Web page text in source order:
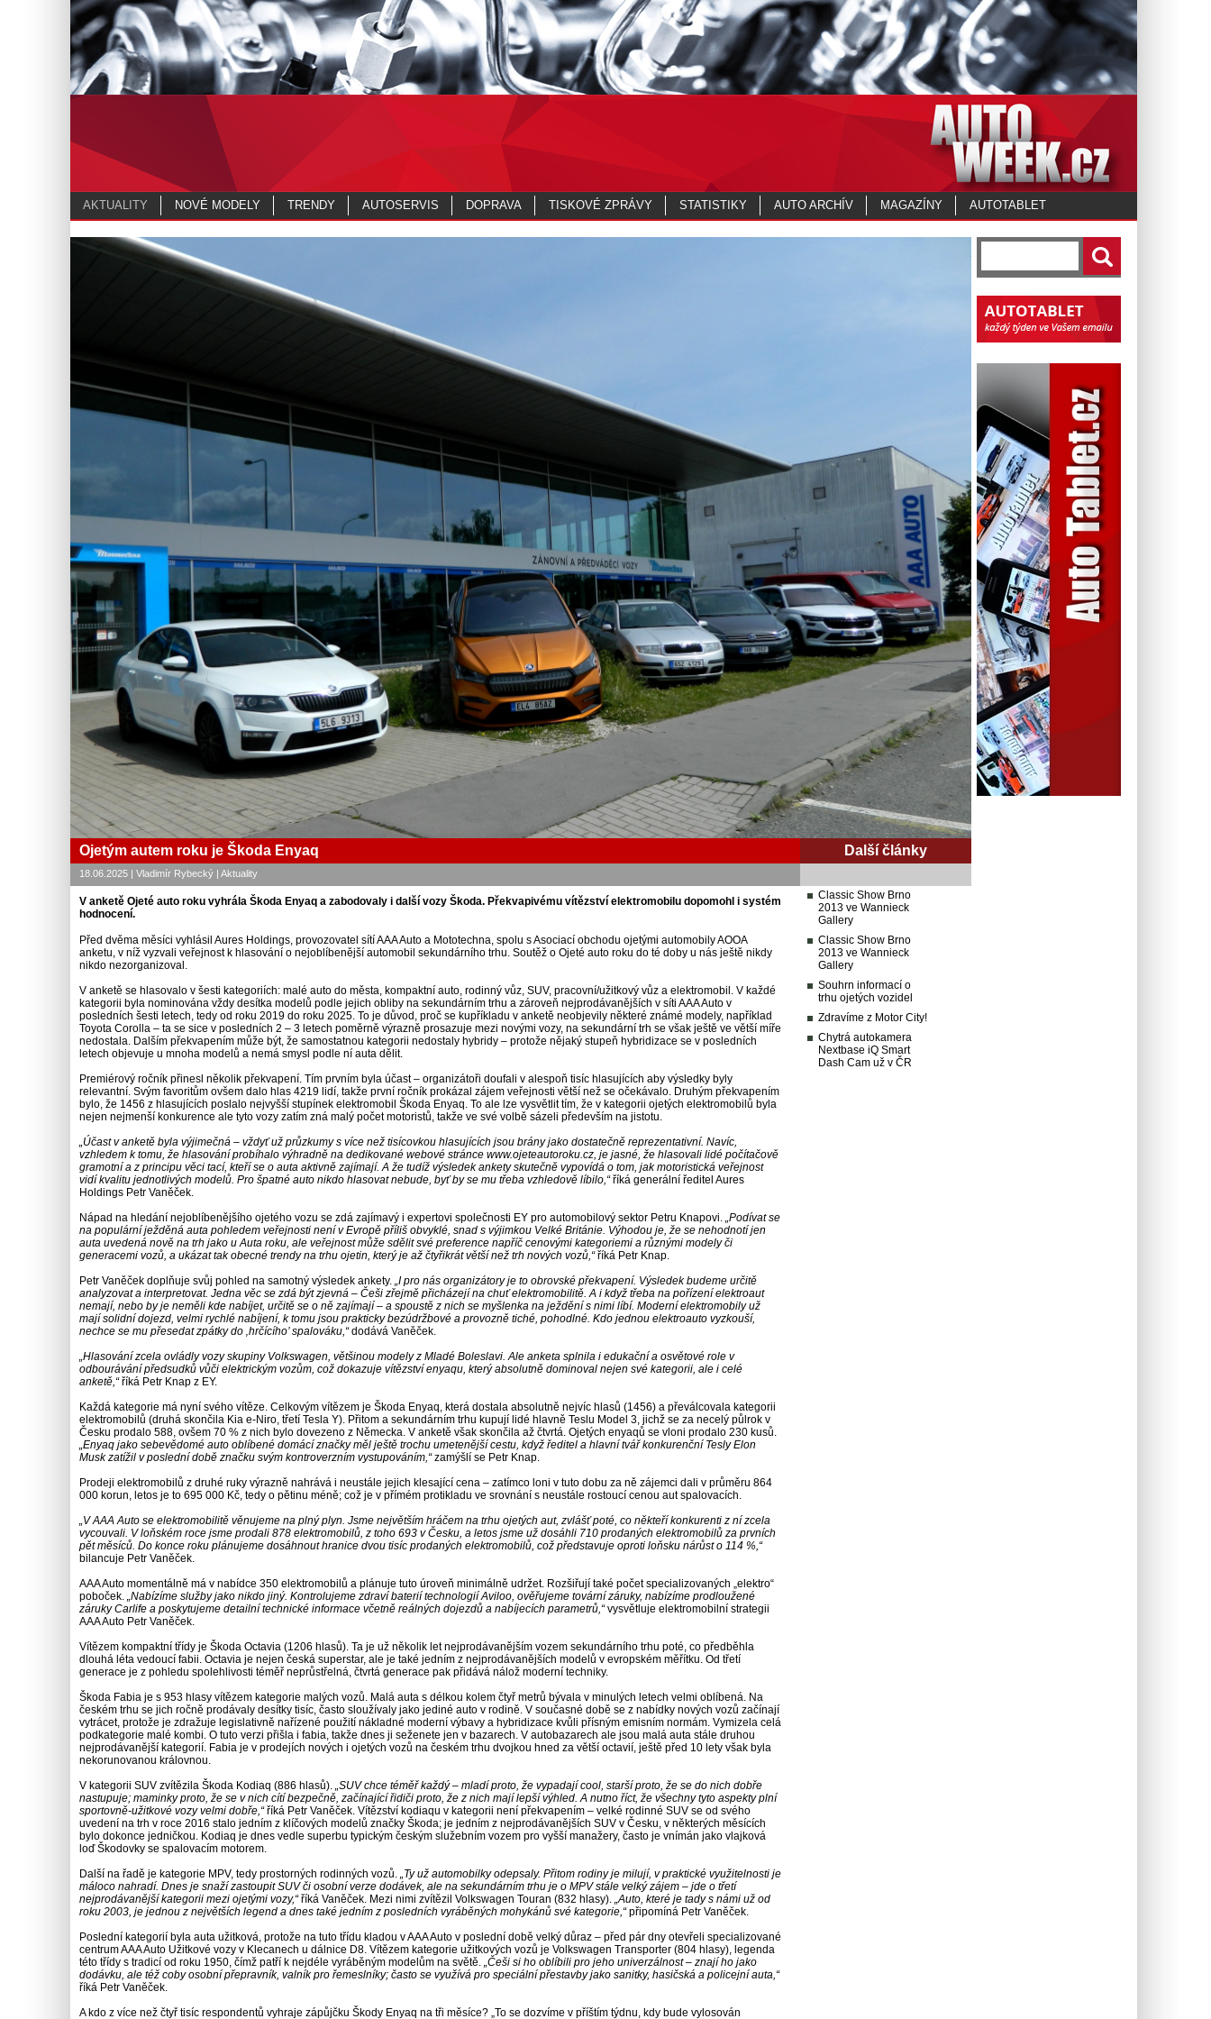
Ojetým autem roku je Škoda Enyaq
18.06.2025 | Vladimír Rybecký | Aktuality
V anketě Ojeté auto roku vyhrála Škoda Enyaq a zabodovaly i další vozy Škoda. Překvapivému vítězství elektromobilu dopomohl i systém
hodnocení.
Před dvěma měsíci vyhlásil Aures Holdings, provozovatel sítí AAA Auto a Mototechna, spolu s Asociací obchodu ojetými automobily AOOA
anketu, v níž vyzvali veřejnost k hlasování o nejoblíbenější automobil sekundárního trhu. Soutěž o Ojeté auto roku do té doby u nás ještě nikdy
nikdo nezorganizoval.
V anketě se hlasovalo v šesti kategoriích: malé auto do města, kompaktní auto, rodinný vůz, SUV, pracovní/užitkový vůz a elektromobil. V každé
kategorii byla nominována vždy desítka modelů podle jejich obliby na sekundárním trhu a zároveň nejprodávanějších v síti AAA Auto v
posledních šesti letech, tedy od roku 2019 do roku 2025. To je důvod, proč se kupříkladu v anketě neobjevily některé známé modely, například
Toyota Corolla – ta se sice v posledních 2 – 3 letech poměrně výrazně prosazuje mezi novými vozy, na sekundární trh se však ještě ve větší míře
nedostala. Dalším překvapením může být, že samostatnou kategorii nedostaly hybridy – protože nějaký stupeň hybridizace se v posledních
letech objevuje u mnoha modelů a nemá smysl podle ní auta dělit.
Premiérový ročník přinesl několik překvapení. Tím prvním byla účast – organizátoři doufali v alespoň tisíc hlasujících aby výsledky byly
relevantní. Svým favoritům ovšem dalo hlas 4219 lidí, takže první ročník prokázal zájem veřejnosti větší než se očekávalo. Druhým překvapením
bylo, že 1456 z hlasujících poslalo nejvyšší stupínek elektromobil Škoda Enyaq. To ale lze vysvětlit tím, že v kategorii ojetých elektromobilů byla
nejen nejmenší konkurence ale tyto vozy zatím zná malý počet motoristů, takže ve své volbě sázeli především na jistotu.
„Účast v anketě byla výjimečná – vždyť už průzkumy s více než tisícovkou hlasujících jsou brány jako dostatečně reprezentativní. Navíc,
vzhledem k tomu, že hlasování probíhalo výhradně na dedikované webové stránce www.ojeteautoroku.cz, je jasné, že hlasovali lidé počítačově
gramotní a z principu věci tací, kteří se o auta aktivně zajímají. A že tudíž výsledek ankety skutečně vypovídá o tom, jak motoristická veřejnost
vidí kvalitu jednotlivých modelů. Pro špatné auto nikdo hlasovat nebude, byť by se mu třeba vzhledově líbilo,“říká generální ředitel Aures
Holdings Petr Vaněček.
Nápad na hledání nejoblíbenějšího ojetého vozu se zdá zajímavý i expertovi společnosti EY pro automobilový sektor Petru Knapovi.
„Podívat se
na populární ježděná auta pohledem veřejnosti není v Evropě příliš obvyklé, snad s výjimkou Velké Británie. Výhodou je, že se nehodnotí jen
auta uvedená nově na trh jako u Auta roku, ale veřejnost může sdělit své preference napříč cenovými kategoriemi a různými modely či
generacemi vozů, a ukázat tak obecné trendy na trhu ojetin, který je až čtyřikrát větší než trh nových vozů,“říká Petr Knap.
Petr Vaněček doplňuje svůj pohled na samotný výsledek ankety.
„I pro nás organizátory je to obrovské překvapení. Výsledek budeme určitě
analyzovat a interpretovat. Jedna věc se zdá být zjevná – Češi zřejmě přicházejí na chuť elektromobilitě. A i když třeba na pořízení elektroaut
nemají, nebo by je neměli kde nabíjet, určitě se o ně zajímají – a spoustě z nich se myšlenka na ježdění s nimi líbí. Moderní elektromobily už
mají solidní dojezd, velmi rychlé nabíjení, k tomu jsou prakticky bezúdržbové a provozně tiché, pohodlné. Kdo jednou elektroauto vyzkouší,
nechce se mu přesedat zpátky do ‚hrčícího’ spalováku,“dodává Vaněček.
„Hlasování zcela ovládly vozy skupiny Volkswagen, většinou modely z Mladé Boleslavi. Ale anketa splnila i edukační a osvětové role v
odbourávání předsudků vůči elektrickým vozům, což dokazuje vítězství enyaqu, který absolutně dominoval nejen své kategorii, ale i celé
anketě,“říká Petr Knap z EY.
Každá kategorie má nyní svého vítěze. Celkovým vítězem je Škoda Enyaq, která dostala absolutně nejvíc hlasů (1456) a převálcovala kategorii
elektromobilů (druhá skončila Kia e-Niro, třetí Tesla Y). Přitom a sekundárním trhu kupují lidé hlavně Teslu Model 3, jichž se za necelý půlrok v
Česku prodalo 588, ovšem 70 % z nich bylo dovezeno z Německa. V anketě však skončila až čtvrtá. Ojetých enyaqů se vloni prodalo 230 kusů.
„Enyaq jako sebevědomé auto oblíbené domácí značky měl ještě trochu umetenější cestu, když ředitel a hlavní tvář konkurenční Tesly Elon
Musk zatížil v poslední době značku svým kontroverzním vystupováním,“zamýšlí se Petr Knap.
Prodeji elektromobilů z druhé ruky výrazně nahrává i neustále jejich klesající cena – zatímco loni v tuto dobu za ně zájemci dali v průměru 864
000 korun, letos je to 695 000 Kč, tedy o pětinu méně; což je v přímém protikladu ve srovnání s neustále rostoucí cenou aut spalovacích.
„V AAA Auto se elektromobilitě věnujeme na plný plyn. Jsme největším hráčem na trhu ojetých aut, zvlášť poté, co někteří konkurenti z ní zcela
vycouvali. V loňském roce jsme prodali 878 elektromobilů, z toho 693 v Česku, a letos jsme už dosáhli 710 prodaných elektromobilů za prvních
pět měsíců. Do konce roku plánujeme dosáhnout hranice dvou tisíc prodaných elektromobilů, což představuje oproti loňsku nárůst o 114 %,“
bilancuje Petr Vaněček.
AAA Auto momentálně má v nabídce 350 elektromobilů a plánuje tuto úroveň minimálně udržet. Rozšiřují také počet specializovaných „elektro“
poboček.
„Nabízíme služby jako nikdo jiný. Kontrolujeme zdraví baterií technologií Aviloo, ověřujeme tovární záruky, nabízíme prodloužené
záruky Carlife a poskytujeme detailní technické informace včetně reálných dojezdů a nabíjecích parametrů,“vysvětluje elektromobilní strategii
AAA Auto Petr Vaněček.
Vítězem kompaktní třídy je Škoda Octavia (1206 hlasů). Ta je už několik let nejprodávanějším vozem sekundárního trhu poté, co předběhla
dlouhá léta vedoucí fabii. Octavia je nejen česká superstar, ale je také jedním z nejprodávanějších modelů v evropském měřítku. Od třetí
generace je z pohledu spolehlivosti téměř neprůstřelná, čtvrtá generace pak přidává nálož moderní techniky.
Škoda Fabia je s 953 hlasy vítězem kategorie malých vozů. Malá auta s délkou kolem čtyř metrů bývala v minulých letech velmi oblíbená. Na
českém trhu se jich ročně prodávaly desítky tisíc, často sloužívaly jako jediné auto v rodině. V současné době se z nabídky nových vozů začínají
vytrácet, protože je zdražuje legislativně nařízené použití nákladné moderní výbavy a hybridizace kvůli přísným emisním normám. Vymizela celá
podkategorie malé kombi. O tuto verzi přišla i fabia, takže dnes ji seženete jen v bazarech. V autobazarech ale jsou malá auta stále druhou
nejprodávanější kategorií. Fabia je v prodejích nových i ojetých vozů na českém trhu dvojkou hned za větší octavií, ještě před 10 lety však byla
nekorunovanou královnou.
V kategorii SUV zvítězila Škoda Kodiaq (886 hlasů).
„SUV chce téměř každý – mladí proto, že vypadají cool, starší proto, že se do nich dobře
nastupuje; maminky proto, že se v nich cítí bezpečně, začínající řidiči proto, že z nich mají lepší výhled. A nutno říct, že všechny tyto aspekty plní
sportovně-užitkové vozy velmi dobře,“říká Petr Vaněček. Vítězství kodiaqu v kategorii není překvapením – velké rodinné SUV se od svého
uvedení na trh v roce 2016 stalo jedním z klíčových modelů značky Škoda; je jedním z nejprodávanějších SUV v Česku, v některých měsících
bylo dokonce jedničkou. Kodiaq je dnes vedle superbu typickým českým služebním vozem pro vyšší manažery, často je vnímán jako vlajková
loď Škodovky se spalovacím motorem.
Další na řadě je kategorie MPV, tedy prostorných rodinných vozů.
„Ty už automobilky odepsaly. Přitom rodiny je milují, v praktické využitelnosti je
máloco nahradí. Dnes je snaží zastoupit SUV či osobní verze dodávek, ale na sekundárním trhu je o MPV stále velký zájem – jde o třetí
nejprodávanější kategorii mezi ojetými vozy,“říká Vaněček. Mezi nimi zvítězil Volkswagen Touran (832 hlasy).
„Auto, které je tady s námi už od
roku 2003, je jednou z největších legend a dnes také jedním z posledních vyráběných mohykánů své kategorie,“připomíná Petr Vaněček.
Poslední kategorií byla auta užitková, protože na tuto třídu kladou v AAA Auto v poslední době velký důraz – před pár dny otevřeli specializované
centrum AAA Auto Užitkové vozy v Klecanech u dálnice D8. Vítězem kategorie užitkových vozů je Volkswagen Transporter (804 hlasy), legenda
této třídy s tradicí od roku 1950, čímž patří k nejdéle vyráběným modelům na světě.
„Češi si ho oblíbili pro jeho univerzálnost – znají ho jako
dodávku, ale též coby osobní přepravník, valník pro řemeslníky; často se využívá pro speciální přestavby jako sanitky, hasičská a policejní auta,“
říká Petr Vaněček.
A kdo z více než čtyř tisíc respondentů vyhraje zápůjčku Škody Enyaq na tři měsíce? „To se dozvíme v příštím týdnu, kdy bude vylosován
Další články
Classic Show Brno
2013 ve Wannieck
Gallery
Classic Show Brno
2013 ve Wannieck
Gallery
Souhrn informací o
trhu ojetých vozidel
Zdravíme z Motor City!
Chytrá autokamera
Nextbase iQ Smart
Dash Cam už v ČR
AKTUALITY NOVÉ MODELY TRENDY AUTOSERVIS DOPRAVA TISKOVÉ ZPRÁVY STATISTIKY AUTO ARCHÍV MAGAZÍNY AUTOTABLET